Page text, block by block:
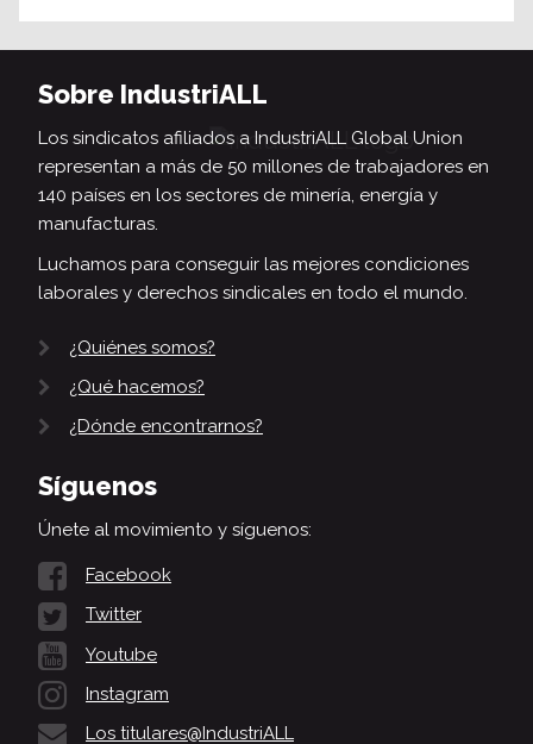
Sobre IndustriALL
Los sindicatos afiliados a IndustriALL Global Union
representan a más de 50 millones de trabajadores en
140 países en los sectores de minería, energía y
manufacturas.
Luchamos para conseguir las mejores condiciones
laborales y derechos sindicales en todo el mundo.
¿Quiénes somos?
¿Qué hacemos?
¿Dónde encontrarnos?
Síguenos
Únete al movimiento y síguenos:
Facebook
Twitter
Youtube
Instagram
Los titulares@IndustriALL